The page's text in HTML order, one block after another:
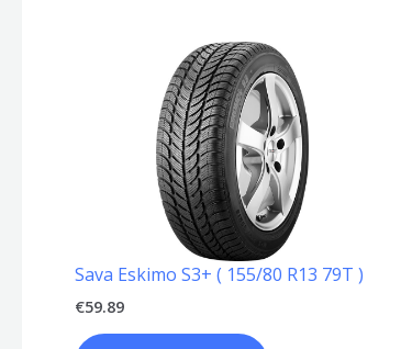
Sava Eskimo S3+ ( 155/80 R13 79T )
€59.89